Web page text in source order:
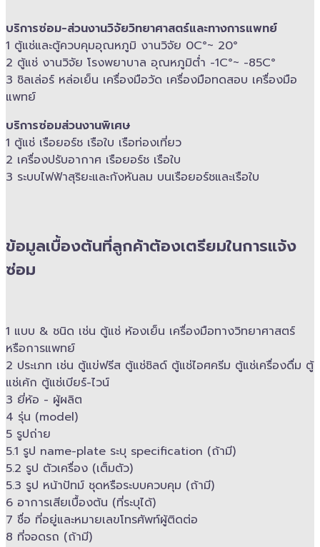
บริการซ่อม-​ส่วนงานวิจัยวิทยาศาสตร์และทางการแพทย์
1 ตู้แช่และตู้ควบคุม​อุณหภูมิ​ งานวิจัย 0C°~ 20°
2 ตู้แช่ งานวิจัย โรงพยาบาล อุณหภูมิ​ต่ำ -​1C°~ -​85C°
3 ชิลเล่อร์ หล่อเย็น เครื่องมือวัด เครื่องมือทดสอบ เครื่องมือ
แพทย์
บริการซ่อมส่วนงานพิเศษ
1 ตู้แช่ เรือยอร์ช เรือใบ เรือท่องเที่ยว
2 เครื่องปรับอากาศ เรือยอร์ช เรือใบ
3 ระบบไฟฟ้าสุริยะและกังหันลม บนเรือยอร์ช​และเรือใบ
ข้อมูลเบื้องต้นที่ลูกค้าต้องเตรียมในการแจ้ง
ซ่อม
1 แบบ & ​ชนิด เช่น ตู้แช่ ห้องเย็น เครื่องมือทางวิทยาศาสตร์​
หรือการแพทย์
2 ประเภท เช่น ตู้แข่ฟรีส ตู้แช่ชิลด์ ตู้แช่ไอศครีม ตู้แช่เครื่องดื่ม ตู้
แช่เค้ก ตู้แช่เบียร์-ไวน์
3 ยี่ห้อ -​ ผู้ผลิต
4 รุ่น (model)
5 รูปถ่าย
5.1 รูป name-plate ระบุ specification (ถ้ามี)
5.2 รูป ตัวเครื่อง (เต็มตัว)
5.3 รูป หน้าปัทม์ ชุดหรือระบบควบคุม (ถ้ามี)​
6 อาการเสียเบื้องต้น (ที่ระบุได้)
7 ชื่อ ที่อยู่และ​หมายเลขโทรศัพท์​ผู้ติดต่อ
8 ที่จอดรถ (ถ้ามี)​